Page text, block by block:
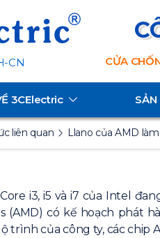
CN CỬA
3CElectric SẢN
liên quan Llano của AMD
i3, i5 và i7 của Intel
(AMD) có kế hoạch phát
trình của công ty, các chip